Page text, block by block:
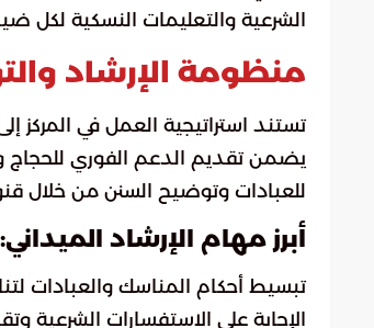
الشرعية والتعليمات النسكية
منظومة الإرشاد
تستند استراتيجية العمل في المركز
يضمن تقديم الدعم الفوري للحجاج
للعبادات وتوضيح السنن من خلال
أبرز مهام الإرشاد الميداني:
تبسيط أحكام المناسك والعبادات
الإجابة على الاستفسارات الشرعية